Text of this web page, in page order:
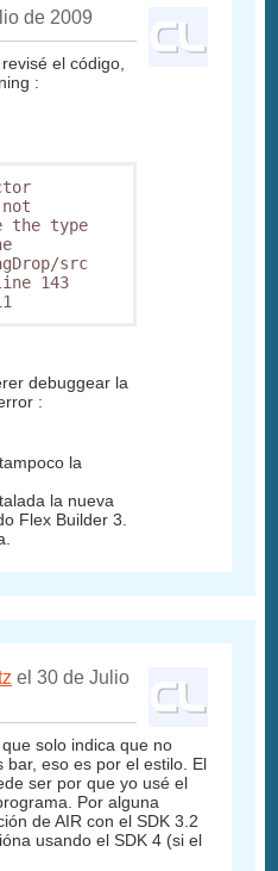
de 2009
el código,
:
the type
src
143
debuggear la
:
la
la nueva
Flex Builder 3.
el 30 de Julio
solo indica que no
bar, eso es por el estilo. El
ser por que yo usé el
Por alguna
de AIR con el SDK 3.2
usando el SDK 4 (si el